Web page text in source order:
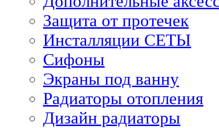
Защита от протечек
Инсталляции СЕТЫ
Сифоны
Экраны под ванну
Радиаторы отопления
Дизайн радиаторы